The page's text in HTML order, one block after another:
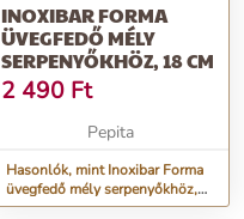
INOXIBAR FORMA
ÜVEGFEDŐ MÉLY
SERPENYŐKHÖZ, 18 CM
2 490 Ft
Pepita
Hasonlók, mint Inoxibar Forma
üvegfedő mély serpenyőkhöz,
18 cm